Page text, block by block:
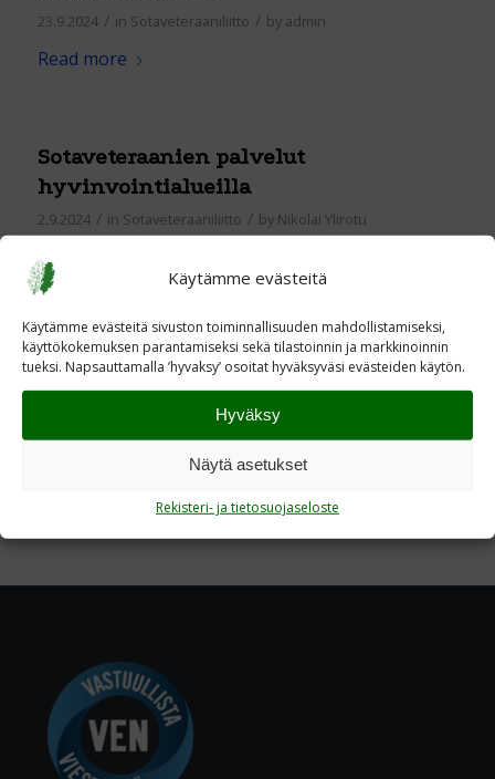
Käytämme evästeitä
Käytämme evästeitä sivuston toiminnallisuuden mahdollistamiseksi,
käyttökokemuksen parantamiseksi sekä tilastoinnin ja markkinoinnin
tueksi. Napsauttamalla ’hyvaksy’ osoitat hyväksyväsi evästeiden käytön.
Hyväksy
Näytä asetukset
Rekisteri- ja tietosuojaseloste
23.9.2024 / in Sotaveteraaniliitto / by admin
Read more
Sotaveteraanien palvelut
hyvinvointialueilla
2.9.2024 / in Sotaveteraaniliitto / by Nikolai Ylirotu
Read more
Holger Strandberg on poissa
14.8.2024 / inSotaveteraaniliitto / byNikolai Ylirotu